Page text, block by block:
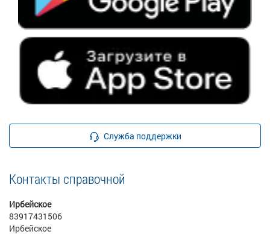
Служба поддержки
Контакты справочной
Ирбейское
83917431506
Ирбейское